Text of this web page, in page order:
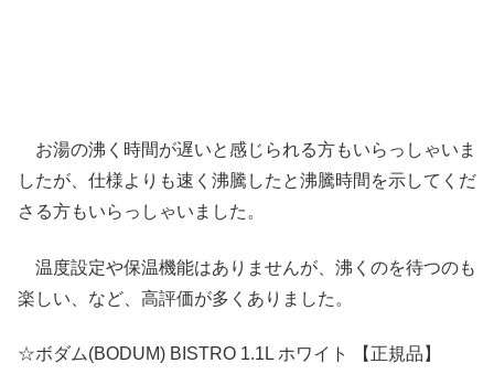
お湯の沸く時間が遅いと感じられる方もいらっしゃいま
したが、仕様よりも速く沸騰したと沸騰時間を示してくだ
さる方もいらっしゃいました。
温度設定や保温機能はありませんが、沸くのを待つのも
楽しい、など、高評価が多くありました。
☆ボダム(BODUM) BISTRO 1.1L ホワイト 【正規品】